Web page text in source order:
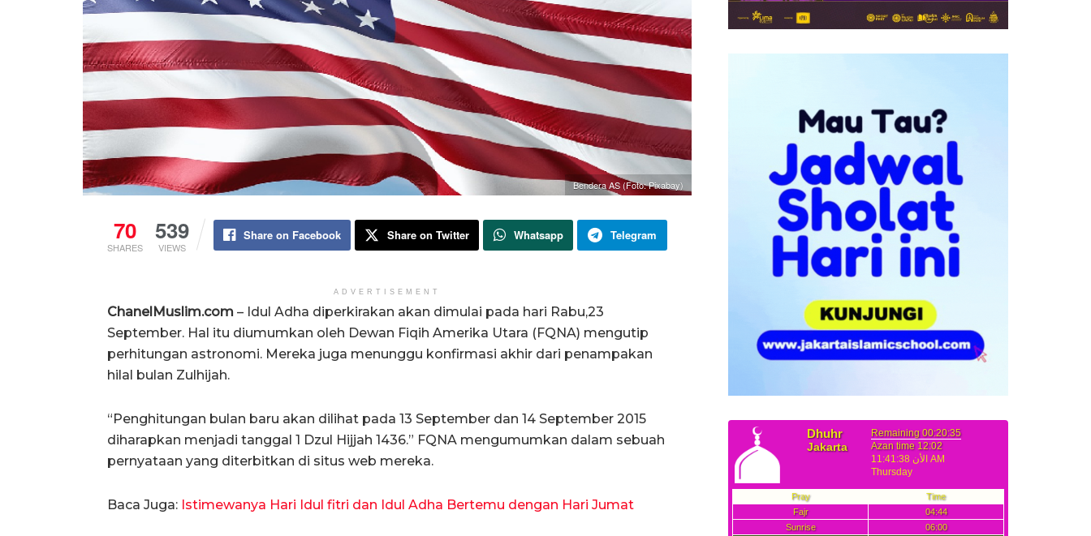
Bendera AS (Foto: Pixabay)
70
SHARES
539
VIEWS
Share on Facebook Share on Twitter Whatsapp Telegram
ADVERTISEMENT
ChanelMuslim.com – Idul Adha diperkirakan akan dimulai pada hari Rabu,23
September. Hal itu diumumkan oleh Dewan Fiqih Amerika Utara (FQNA) mengutip
perhitungan astronomi. Mereka juga menunggu konfirmasi akhir dari penampakan
hilal bulan Zulhijah.
“Penghitungan bulan baru akan dilihat pada 13 September dan 14 September 2015
diharapkan menjadi tanggal 1 Dzul Hijjah 1436.” FQNA mengumumkan dalam sebuah
pernyataan yang diterbitkan di situs web mereka.
Baca Juga: Istimewanya Hari Idul fitri dan Idul Adha Bertemu dengan Hari Jumat